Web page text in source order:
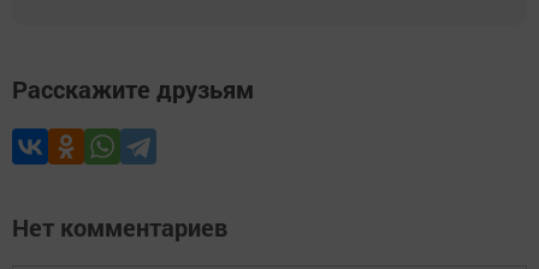
Расскажите друзьям
Нет комментариев